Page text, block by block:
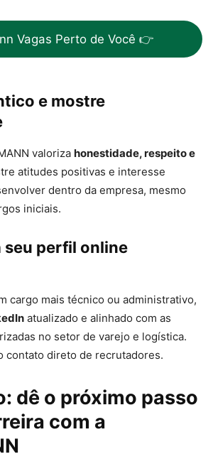
Vagas Perto de Você 👉
e mostre
valoriza honestidade, respeito e
atitudes positivas e interesse
dentro da empresa, mesmo
iniciais.
seu perfil online
cargo mais técnico ou administrativo,
atualizado e alinhado com as
no setor de varejo e logística.
contato direto de recrutadores.
dê o próximo passo
com a